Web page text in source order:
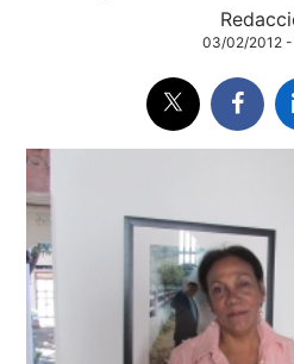
03/02/2012 -